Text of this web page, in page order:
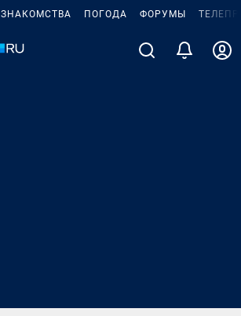
ЗНАКОМСТВА ПОГОДА ФОРУМЫ